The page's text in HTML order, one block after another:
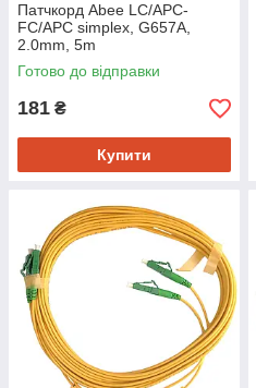
Патчкорд Abee LC/APC-
FC/APC simplex, G657A,
2.0mm, 5m
Готово до відправки
181 ₴
Купити